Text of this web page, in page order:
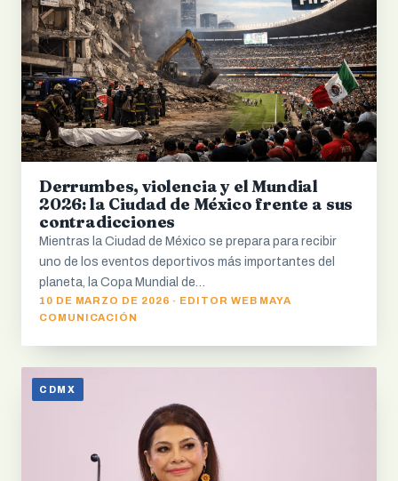
Derrumbes, violencia y el Mundial
2026: la Ciudad de México frente a sus
contradicciones
Mientras la Ciudad de México se prepara para recibir
uno de los eventos deportivos más importantes del
planeta, la Copa Mundial de…
10 DE MARZO DE 2026 · EDITOR WEB MAYA
COMUNICACIÓN
CDMX